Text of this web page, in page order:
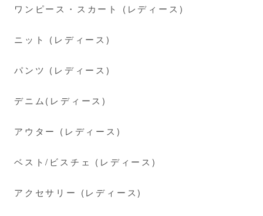
ワンピース・スカート (レディース)
ニット (レディース)
パンツ (レディース)
デニム(レディース)
アウター (レディース)
ベスト/ビスチェ (レディース)
アクセサリー (レディース)